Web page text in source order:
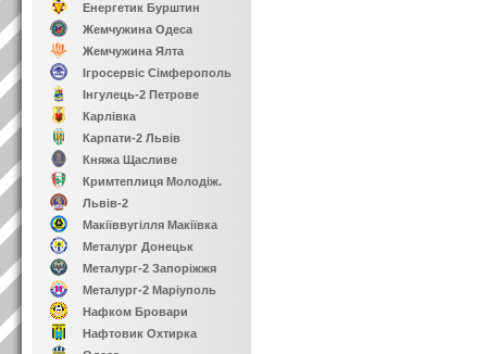
Енергетик Бурштин
Жемчужина Одеса
Жемчужина Ялта
Ігросервіс Сімферополь
Інгулець-2 Петрове
Карлівка
Карпати-2 Львів
Княжа Щасливе
Кримтеплиця Молодіж.
Львів-2
Макіїввугілля Макіївка
Металург Донецьк
Металург-2 Запоріжжя
Металург-2 Маріуполь
Нафком Бровари
Нафтовик Охтирка